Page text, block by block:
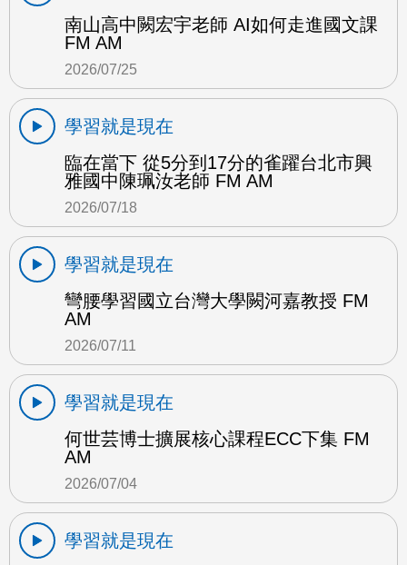
南山高中闕宏宇老師 AI如何走進國文課
FM AM
2026/07/25
學習就是現在
臨在當下 從5分到17分的雀躍台北市興
雅國中陳珮汝老師 FM AM
2026/07/18
學習就是現在
彎腰學習國立台灣大學闕河嘉教授 FM
AM
2026/07/11
學習就是現在
何世芸博士擴展核心課程ECC下集 FM
AM
2026/07/04
學習就是現在